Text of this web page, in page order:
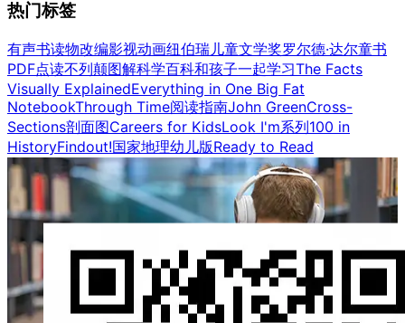
热门标签
有声书读物改编影视动画纽伯瑞儿童文学奖罗尔德·达尔童书
PDF点读不列颠图解科学百科和孩子一起学习The Facts
Visually ExplainedEverything in One Big Fat
NotebookThrough Time阅读指南John GreenCross-
Sections剖面图Careers for KidsLook I'm系列100 in
HistoryFindout!国家地理幼儿版Ready to Read